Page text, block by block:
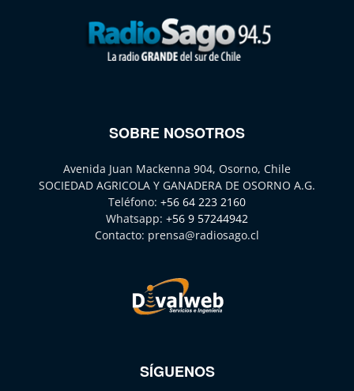
SOBRE NOSOTROS
Avenida Juan Mackenna 904, Osorno, Chile
SOCIEDAD AGRICOLA Y GANADERA DE OSORNO A.G.
Teléfono: +56 64 223 2160
Whatsapp: +56 9 57244942
Contacto: prensa@radiosago.cl
SÍGUENOS